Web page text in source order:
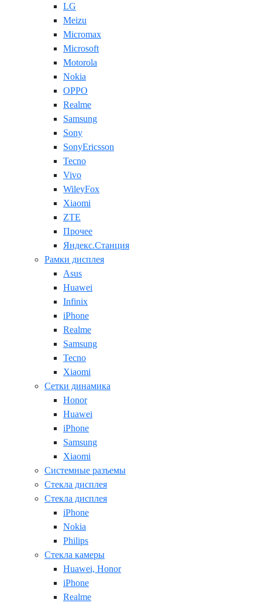
LG
Meizu
Micromax
Microsoft
Motorola
Nokia
OPPO
Realme
Samsung
Sony
SonyEricsson
Tecno
Vivo
WileyFox
Xiaomi
ZTE
Прочее
Яндекс.Станция
Рамки дисплея
Asus
Huawei
Infinix
iPhone
Realme
Samsung
Tecno
Xiaomi
Сетки динамика
Honor
Huawei
iPhone
Samsung
Xiaomi
Системные разъемы
Стекла дисплея
Стекла дисплея
iPhone
Nokia
Philips
Стекла камеры
Huawei, Honor
iPhone
Realme